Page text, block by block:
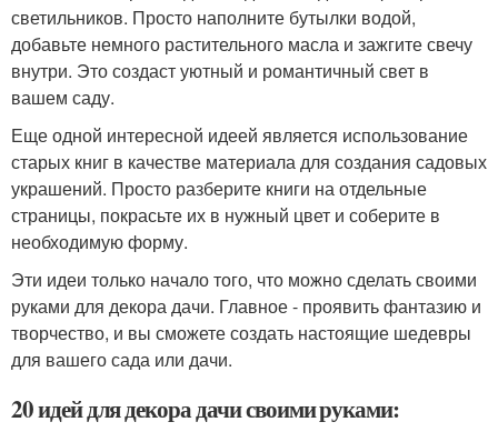
светильников. Просто наполните бутылки водой,
добавьте немного растительного масла и зажгите свечу
внутри. Это создаст уютный и романтичный свет в
вашем саду.
Еще одной интересной идеей является использование
старых книг в качестве материала для создания садовых
украшений. Просто разберите книги на отдельные
страницы, покрасьте их в нужный цвет и соберите в
необходимую форму.
Эти идеи только начало того, что можно сделать своими
руками для декора дачи. Главное - проявить фантазию и
творчество, и вы сможете создать настоящие шедевры
для вашего сада или дачи.
20 идей для декора дачи своими руками: